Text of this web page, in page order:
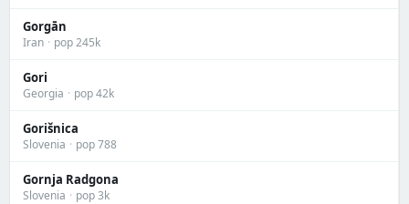
Gorgān
Iran · pop 245k
Gori
Georgia · pop 42k
Gorišnica
Slovenia · pop 788
Gornja Radgona
Slovenia · pop 3k